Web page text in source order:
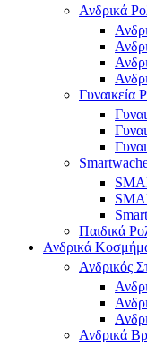
Ανδρικά
Γυναικεία
Παιδικά
Ανδρικά
Ανδρικός
Ανδρικά